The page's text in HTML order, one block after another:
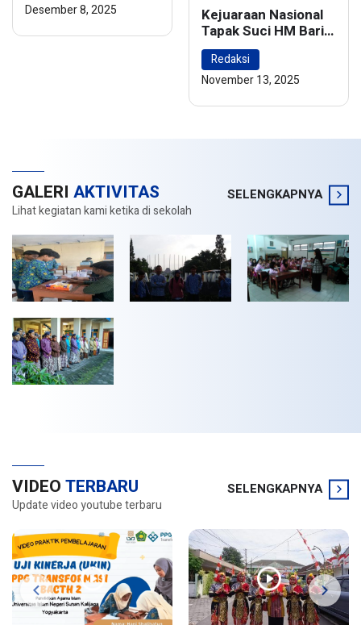
Desember 8, 2025
Kejuaraan Nasional
Tapak Suci HM Barie
Rsyad Championship
2024
Redaksi
November 13, 2025
GALERI AKTIVITAS
Lihat kegiatan kami ketika di sekolah
SELENGKAPNYA
VIDEOTERBARU
Update video youtube terbaru
SELENGKAPNYA